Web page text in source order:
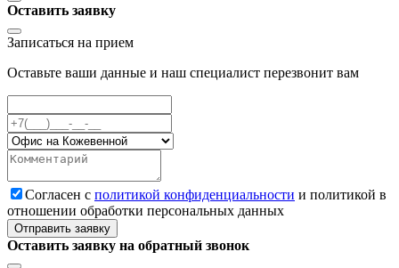
Оставить заявку
Записаться на прием
Оставьте ваши данные и наш специалист перезвонит вам
Cогласен с политикой конфиденциальности и политикой в
отношении обработки персональных данных
Отправить заявку
Оставить заявку на обратный звонок